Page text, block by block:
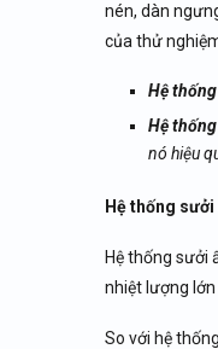
nén, dàn
của thử
Hệ
Hệ
nó hiệu
Hệ thống
Hệ thống sưởi
nhiệt lượng
So với hệ